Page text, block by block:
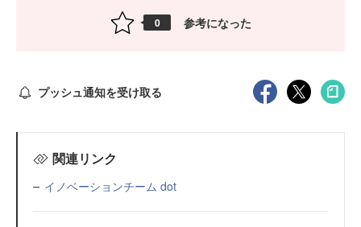
0 参考になった
プッシュ通知を受け取る
関連リンク
イノベーションチーム dot